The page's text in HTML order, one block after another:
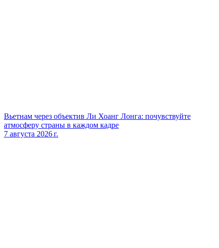
Вьетнам через объектив Ли Хоанг Лонга: почувствуйте
атмосферу страны в каждом кадре
7 августа 2026 г.